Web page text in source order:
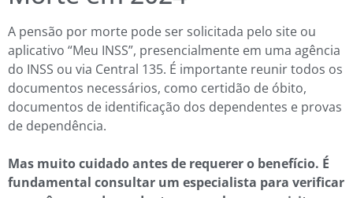
A pensão por morte pode ser solicitada pelo site ou
aplicativo “Meu INSS”, presencialmente em uma agência
do INSS ou via Central 135. É importante reunir todos os
documentos necessários, como certidão de óbito,
documentos de identificação dos dependentes e provas
de dependência.
Mas muito cuidado antes de requerer o benefício. É
fundamental consultar um especialista para verificar